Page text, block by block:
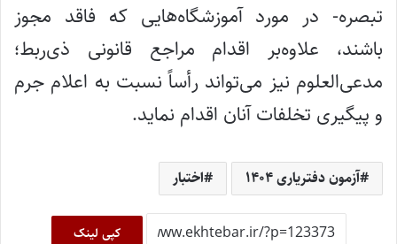
تبصره- در مورد آموزشگاه‌هایی که فاقد مجوز
باشند، علاوه‌بر اقدام مراجع قانونی ذی‌ربط؛
مدعی‌العلوم نیز می‌تواند رأساً نسبت به اعلام جرم
و پیگیری تخلفات آنان اقدام نماید.
آزمون دفتریاری ۱۴۰۴ اختبار
کپی لینک